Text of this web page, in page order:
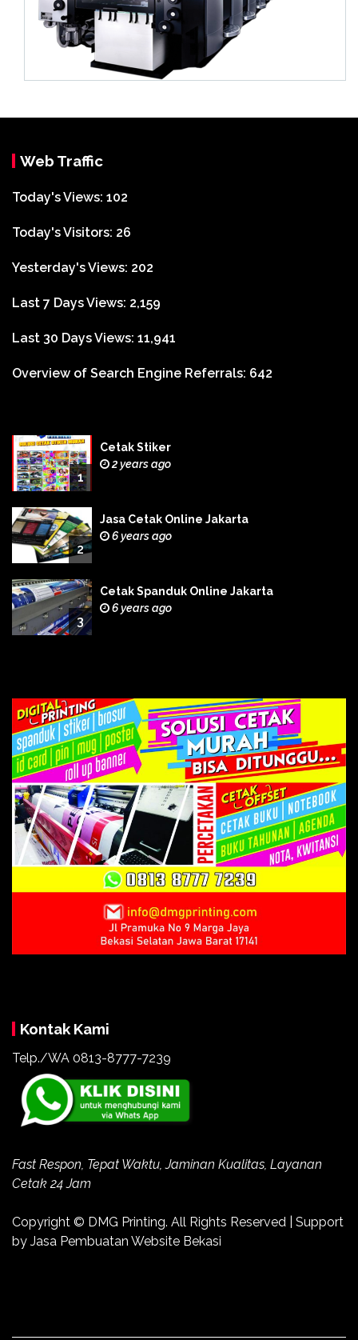
Web Traffic
Today's Views: 102
Today's Visitors: 26
Yesterday's Views: 202
Last 7 Days Views: 2,159
Last 30 Days Views: 11,941
Overview of Search Engine Referrals: 642
1
Cetak Stiker
2 years ago
2
Jasa Cetak Online Jakarta
6 years ago
3
Cetak Spanduk Online Jakarta
6 years ago
Kontak Kami
Telp./WA 0813-8777-7239
Fast Respon, Tepat Waktu, Jaminan Kualitas, Layanan
Cetak 24 Jam
Copyright © DMG Printing. All Rights Reserved | Support
by Jasa Pembuatan Website Bekasi